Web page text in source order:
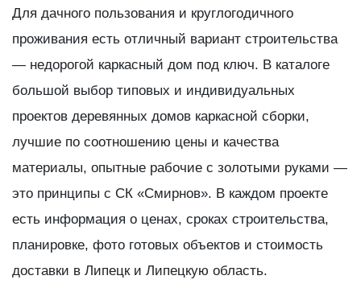
Для дачного пользования и круглогодичного
проживания есть отличный вариант строительства
— недорогой каркасный дом под ключ. В каталоге
большой выбор типовых и индивидуальных
проектов деревянных домов каркасной сборки,
лучшие по соотношению цены и качества
материалы, опытные рабочие с золотыми руками —
это принципы с СК «Смирнов». В каждом проекте
есть информация о ценах, сроках строительства,
планировке, фото готовых объектов и стоимость
доставки в Липецк и Липецкую область.